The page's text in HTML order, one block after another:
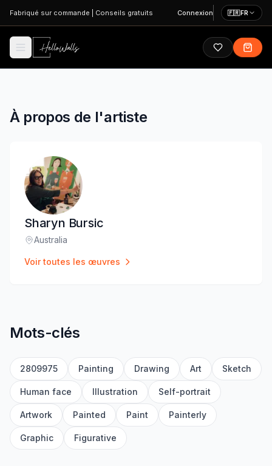
Aller au contenu principal
Fabriqué sur commande Conseils gratuits Connexion 🇫🇷FR
À propos de l'artiste
Sharyn Bursic
Lieu:
Australia
Voir toutes les œuvres
Mots-clés
2809975 Painting Drawing Art Sketch
Human face Illustration Self-portrait
Artwork Painted Paint Painterly
Graphic Figurative